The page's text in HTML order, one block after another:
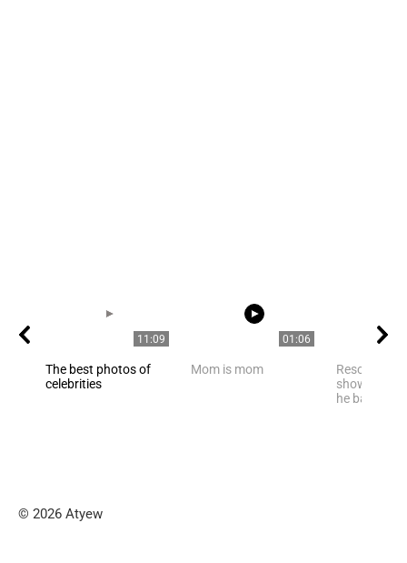
11:09
The best photos of
celebrities
01:06
Mom is mom
Rescued
shows
he bathes
© 2026 Atyew